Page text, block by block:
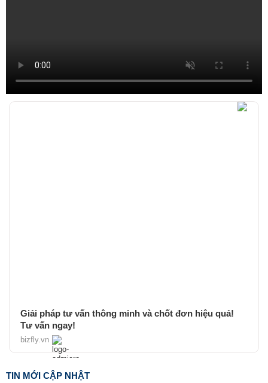
Giải pháp tư vấn thông minh và chốt đơn hiệu quả!
Tư vấn ngay!
bizfly.vn
TIN MỚI CẬP NHẬT